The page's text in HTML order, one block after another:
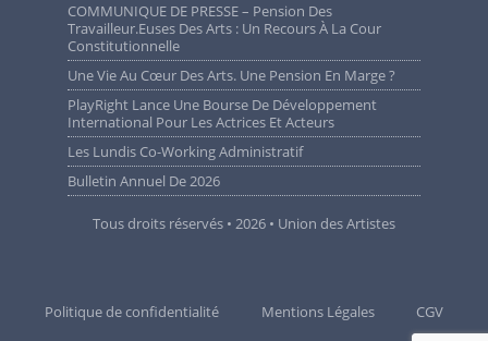
COMMUNIQUE DE PRESSE – Pension Des
Travailleur.euses Des Arts : Un Recours À La Cour
Constitutionnelle
Une Vie Au Cœur Des Arts. Une Pension En Marge ?
PlayRight Lance Une Bourse De Développement
International Pour Les Actrices Et Acteurs
Les Lundis Co-Working Administratif
Bulletin Annuel De 2026
Tous droits réservés • 2026 • Union des Artistes
Politique de confidentialité Mentions Légales CGV